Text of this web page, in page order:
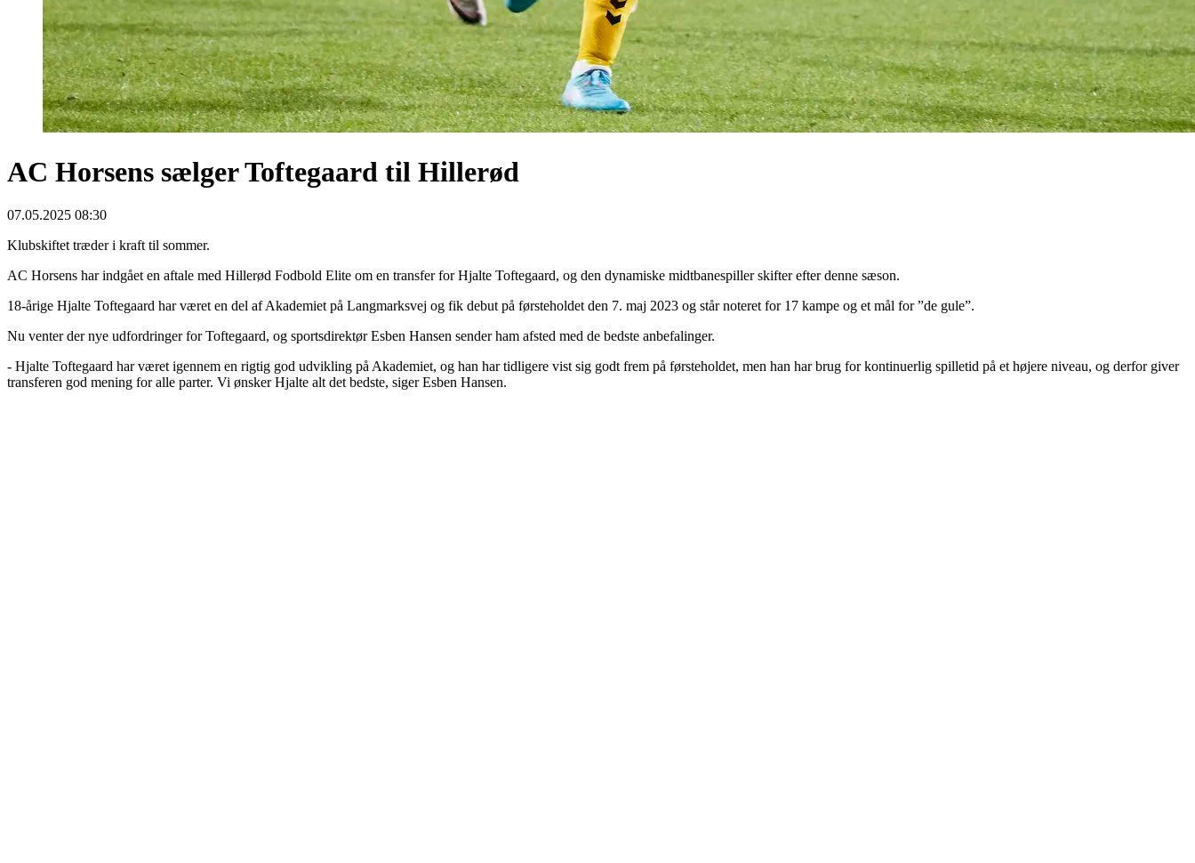
AC Horsens sælger Toftegaard til Hillerød
07.05.2025 08:30
Klubskiftet træder i kraft til sommer.
AC Horsens har indgået en aftale med Hillerød Fodbold Elite om en transfer for Hjalte Toftegaard, og den dynamiske midtbanespiller skifter efter denne sæson.
18-årige Hjalte Toftegaard har været en del af Akademiet på Langmarksvej og fik debut på førsteholdet den 7. maj 2023 og står noteret for 17 kampe og et mål for ”de gule”.
Nu venter der nye udfordringer for Toftegaard, og sportsdirektør Esben Hansen sender ham afsted med de bedste anbefalinger.
- Hjalte Toftegaard har været igennem en rigtig god udvikling på Akademiet, og han har tidligere vist sig godt frem på førsteholdet, men han har brug for kontinuerlig spilletid på et højere niveau, og derfor giver
transferen god mening for alle parter. Vi ønsker Hjalte alt det bedste, siger Esben Hansen.